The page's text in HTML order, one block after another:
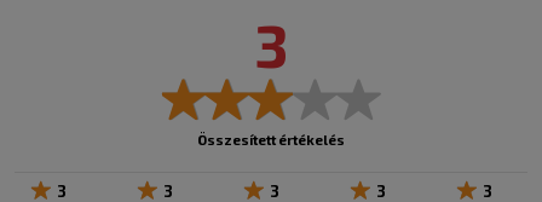
3
Összesített értékelés
3 3 3 3 3